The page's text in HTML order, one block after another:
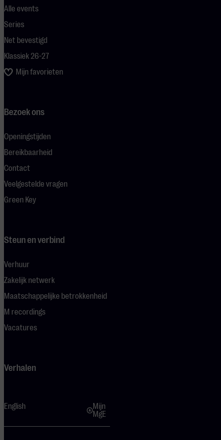
Alle events
Series
Net bevestigd
Klassiek 26-27
Mijn favorieten
Bezoek ons
Openingstijden
Bereikbaarheid
Contact
Veelgestelde vragen
Green Key
Steun en verbind
Verhuur
Zakelijk netwerk
Maatschappelijke betrokkenheid
M recordings
Vacatures
Verhalen
English
Mijn
MgE